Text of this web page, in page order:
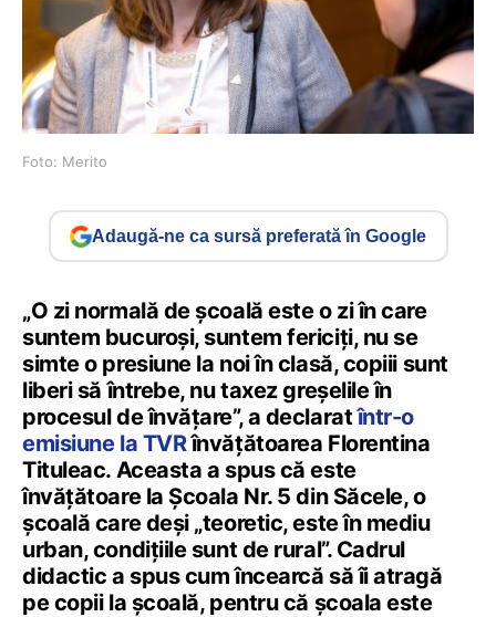
Foto: Merito
Adaugă-ne ca sursă preferată în Google
„O zi normală de școală este o zi în care
suntem bucuroși, suntem fericiți, nu se
simte o presiune la noi în clasă, copiii sunt
liberi să întrebe, nu taxez greșelile în
procesul de învățare”, a declaratîntr-o
emisiune la TVRînvățătoarea Florentina
Tituleac. Aceasta a spus că este
învățătoare la Școala Nr. 5 din Săcele, o
școală care deși „teoretic, este în mediu
urban, condițiile sunt de rural”. Cadrul
didactic a spus cum încearcă să îi atragă
pe copii la școală, pentru că școala este